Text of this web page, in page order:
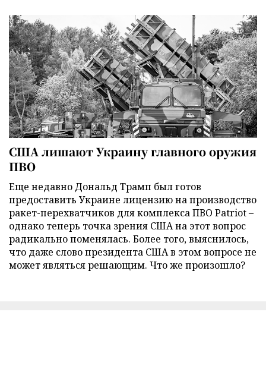
США лишают Украину главного оружия
ПВО
Еще недавно Дональд Трамп был готов
предоставить Украине лицензию на производство
ракет-перехватчиков для комплекса ПВО Patriot –
однако теперь точка зрения США на этот вопрос
радикально поменялась. Более того, выяснилось,
что даже слово президента США в этом вопросе не
может являться решающим. Что же произошло?